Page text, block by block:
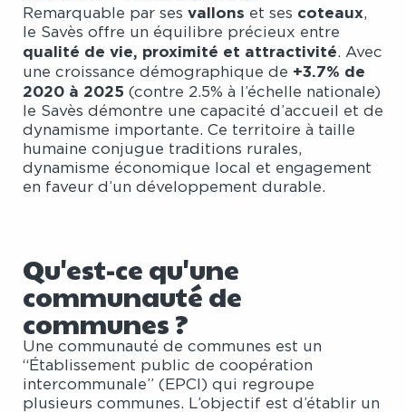
Remarquable par ses vallons et ses coteaux,
le Savès offre un équilibre précieux entre
qualité de vie, proximité et attractivité. Avec
une croissance démographique de +3.7% de
2020 à 2025 (contre 2.5% à l’échelle nationale)
le Savès démontre une capacité d’accueil et de
dynamisme importante. Ce territoire à taille
humaine conjugue traditions rurales,
dynamisme économique local et engagement
en faveur d’un développement durable.
Qu'est-ce qu'une
communauté de
communes ?
Une communauté de communes est un
“Établissement public de coopération
intercommunale” (EPCI) qui regroupe
plusieurs communes. L’objectif est d’établir un